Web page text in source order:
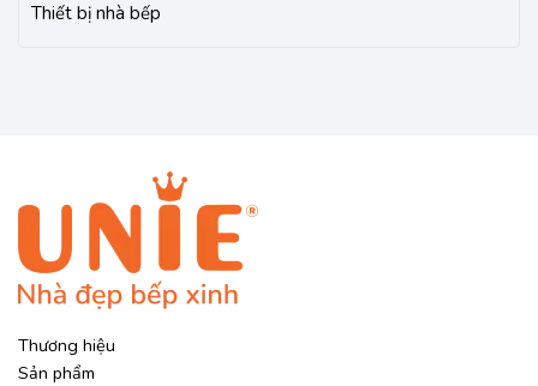
Thiết bị nhà bếp
Thương hiệu
Sản phẩm